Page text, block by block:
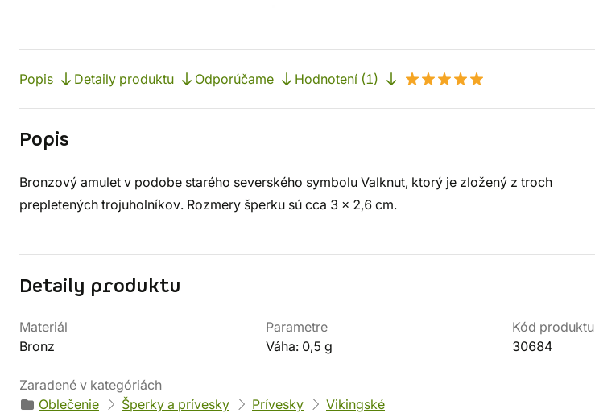
Popis Detaily produktu Odporúčame Hodnotení (1)
Popis
Bronzový amulet v podobe starého severského symbolu Valknut, ktorý je zložený z troch
prepletených trojuholníkov. Rozmery šperku sú cca 3 x 2,6 cm.
Detaily produktu
Materiál
Bronz
Parametre
Váha: 0,5 g
Kód produktu
30684
Zaradené v kategóriách
Oblečenie
Šperky a prívesky Prívesky Vikingské